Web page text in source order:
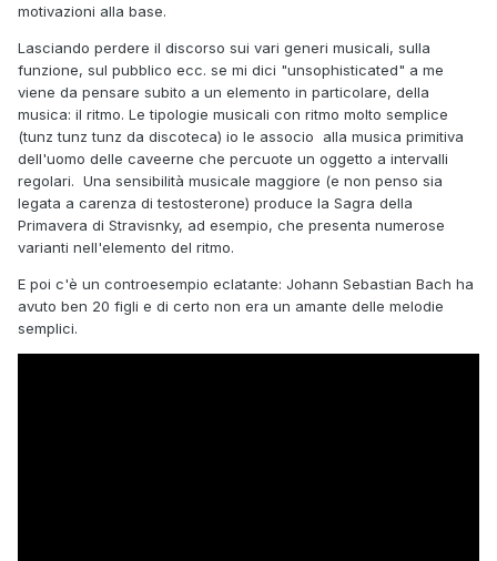
motivazioni alla base.
Lasciando perdere il discorso sui vari generi musicali, sulla
funzione, sul pubblico ecc. se mi dici "unsophisticated" a me
viene da pensare subito a un elemento in particolare, della
musica: il ritmo. Le tipologie musicali con ritmo molto semplice
(tunz tunz tunz da discoteca) io le associo alla musica primitiva
dell'uomo delle caveerne che percuote un oggetto a intervalli
regolari. Una sensibilità musicale maggiore (e non penso sia
legata a carenza di testosterone) produce la Sagra della
Primavera di Stravisnky, ad esempio, che presenta numerose
varianti nell'elemento del ritmo.
E poi c'è un controesempio eclatante: Johann Sebastian Bach ha
avuto ben 20 figli e di certo non era un amante delle melodie
semplici.